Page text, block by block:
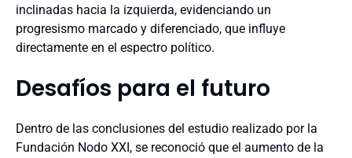
inclinadas hacia la izquierda, evidenciando un
progresismo marcado y diferenciado, que influye
directamente en el espectro político.
Desafíos para el futuro
Dentro de las conclusiones del estudio realizado por la
Fundación Nodo XXI, se reconoció que el aumento de la